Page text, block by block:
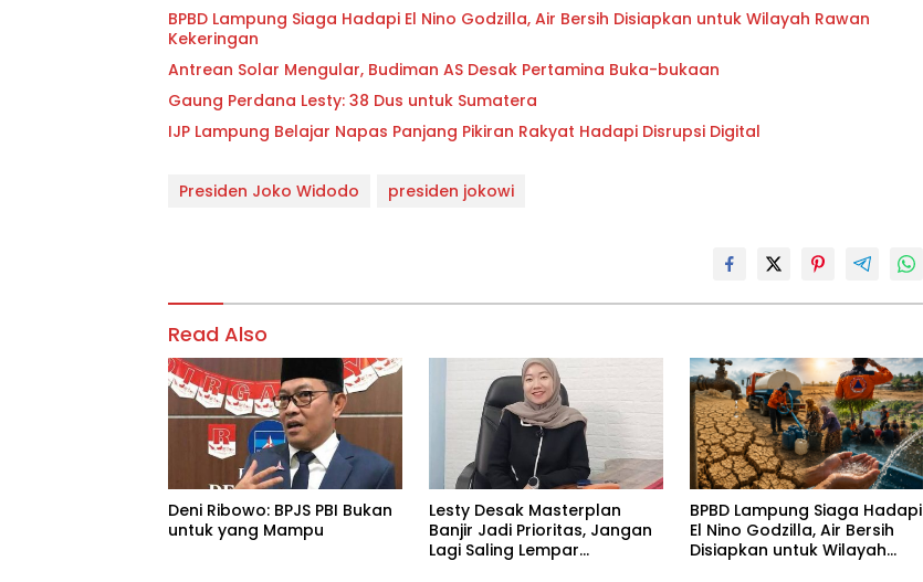
BPBD Lampung Siaga Hadapi El Nino Godzilla, Air Bersih Disiapkan untuk Wilayah Rawan
Kekeringan
Antrean Solar Mengular, Budiman AS Desak Pertamina Buka-bukaan
Gaung Perdana Lesty: 38 Dus untuk Sumatera
IJP Lampung Belajar Napas Panjang Pikiran Rakyat Hadapi Disrupsi Digital
Presiden Joko Widodo presiden jokowi
Read Also
Deni Ribowo: BPJS PBI Bukan
untuk yang Mampu
Lesty Desak Masterplan
Banjir Jadi Prioritas, Jangan
Lagi Saling Lempar
BPBD Lampung Siaga Hadapi
El Nino Godzilla, Air Bersih
Disiapkan untuk Wilayah